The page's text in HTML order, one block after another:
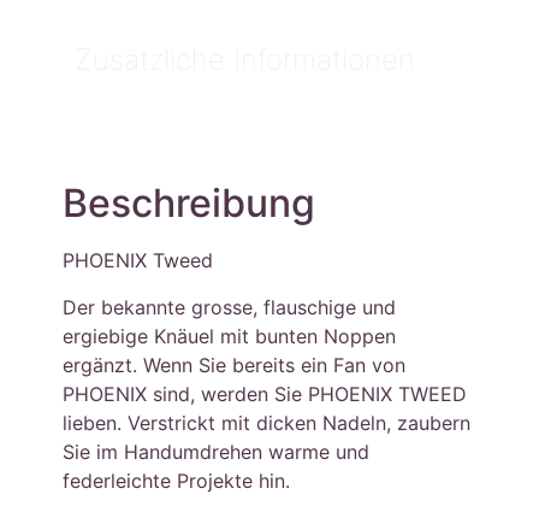
Zusätzliche Informationen
Beschreibung
PHOENIX Tweed
Der bekannte grosse, flauschige und
ergiebige Knäuel mit bunten Noppen
ergänzt. Wenn Sie bereits ein Fan von
PHOENIX sind, werden Sie PHOENIX TWEED
lieben. Verstrickt mit dicken Nadeln, zaubern
Sie im Handumdrehen warme und
federleichte Projekte hin.